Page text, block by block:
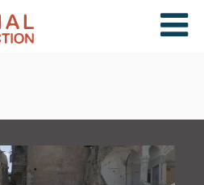
×
PAYS